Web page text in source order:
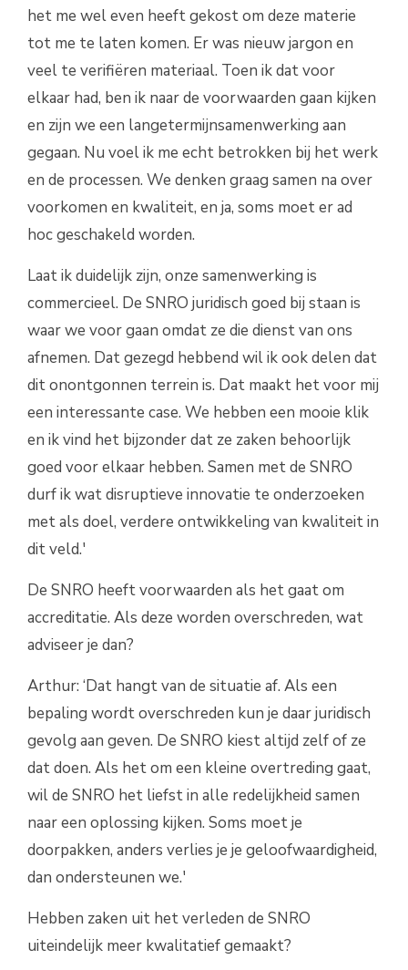
het me wel even heeft gekost om deze materie
tot me te laten komen. Er was nieuw jargon en
veel te verifiëren materiaal. Toen ik dat voor
elkaar had, ben ik naar de voorwaarden gaan kijken
en zijn we een langetermijnsamenwerking aan
gegaan. Nu voel ik me echt betrokken bij het werk
en de processen. We denken graag samen na over
voorkomen en kwaliteit, en ja, soms moet er ad
hoc geschakeld worden.
Laat ik duidelijk zijn, onze samenwerking is
commercieel. De SNRO juridisch goed bij staan is
waar we voor gaan omdat ze die dienst van ons
afnemen. Dat gezegd hebbend wil ik ook delen dat
dit onontgonnen terrein is. Dat maakt het voor mij
een interessante case. We hebben een mooie klik
en ik vind het bijzonder dat ze zaken behoorlijk
goed voor elkaar hebben. Samen met de SNRO
durf ik wat disruptieve innovatie te onderzoeken
met als doel, verdere ontwikkeling van kwaliteit in
dit veld.'
De SNRO heeft voorwaarden als het gaat om
accreditatie. Als deze worden overschreden, wat
adviseer je dan?
Arthur: ‘Dat hangt van de situatie af. Als een
bepaling wordt overschreden kun je daar juridisch
gevolg aan geven. De SNRO kiest altijd zelf of ze
dat doen. Als het om een kleine overtreding gaat,
wil de SNRO het liefst in alle redelijkheid samen
naar een oplossing kijken. Soms moet je
doorpakken, anders verlies je je geloofwaardigheid,
dan ondersteunen we.'
Hebben zaken uit het verleden de SNRO
uiteindelijk meer kwalitatief gemaakt?